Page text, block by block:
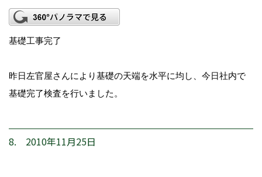
基礎工事完了
昨日左官屋さんにより基礎の天端を水平に均し、今日社内で
基礎完了検査を行いました。
8. 2010年11月25日